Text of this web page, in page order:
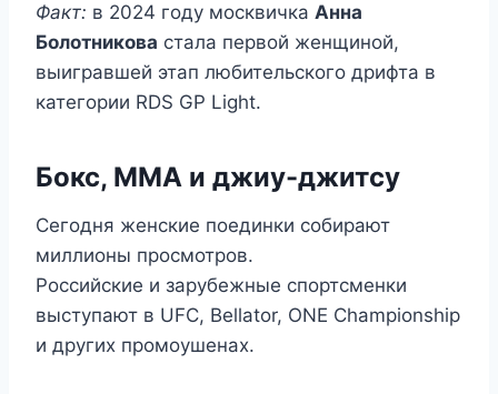
Факт: в 2024 году москвичка Анна
Болотникова стала первой женщиной,
выигравшей этап любительского дрифта в
категории RDS GP Light.
Бокс, ММА и джиу-джитсу
Сегодня женские поединки собирают
миллионы просмотров.
Российские и зарубежные спортсменки
выступают в UFC, Bellator, ONE Championship
и других промоушенах.